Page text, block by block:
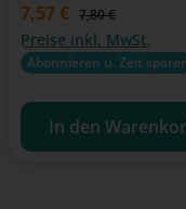
Verkaufspreis:
7,57 € Regulärer Preis:
7,80 €
Preise inkl. MwSt.
Abonnieren u. Zeit
In den